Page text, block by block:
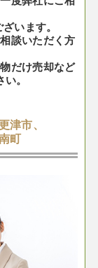
います。
談いただく方
だけ売却など
。
津市、
町